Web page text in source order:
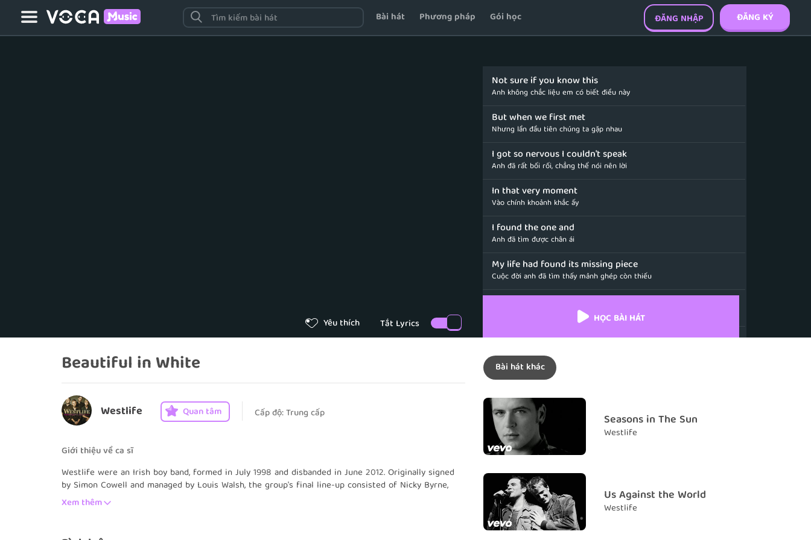
Bài hát Phương pháp Gói học ĐĂNG KÝ
ĐĂNG NHẬP
Yêu thích
Not sure if you know this
Anh không chắc liệu em có biết điều này
But when we first met
Nhưng lần đầu tiên chúng ta gặp nhau
I got so nervous I couldn't speak
Anh đã rất bối rối, chẳng thể nói nên lời
In that very moment
Vào chính khoảnh khắc ấy
I found the one and
Anh đã tìm được chân ái
My life had found its missing piece
Cuộc đời anh đã tìm thấy mảnh ghép còn thiếu
Chỉ cần còn hơi thở, anh sẽ mãi yêu em
Will have and hold you
You look so beautiful in white
And from now til my very last breath
Và kể từ giây phút này cho đến cuối cuộc đời
This day I'll cherish
You look so beautiful in white tonight
Vì đêm nay trông em thật đẹp trong bộ váy cưới
What we have is timeless
Tình cảm của ta sẽ trường cửu
HỌC BÀI HÁT
Beautiful in White
Westlife Quan tâm Cấp độ:Trung cấp
Giới thiệu về ca sĩ
Westlife were an Irish boy band, formed in July 1998 and disbanded in June 2012. Originally signed
by Simon Cowell and managed by Louis Walsh, the group's final line-up consisted of Nicky Byrne,
Kian Egan, Mark Feehily
Xem thêm
Bài hát khác
Seasons in The Sun
Westlife
Us Against the World
Westlife